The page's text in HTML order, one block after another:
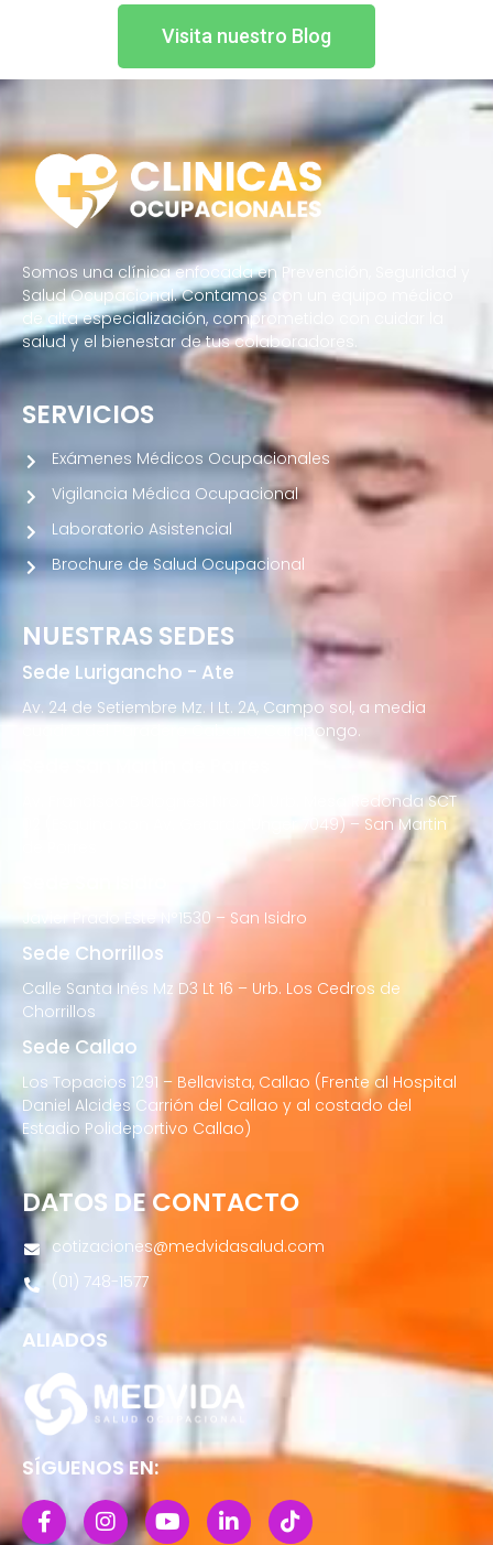
Visita nuestro Blog
Somos una clínica enfocada en Prevención, Seguridad y
Salud Ocupacional. Contamos con un equipo médico
de alta especialización, comprometido con cuidar la
salud y el bienestar de tus colaboradores.
NUESTRAS SEDES
Sede Lurigancho - Ate
Av. 24 de Setiembre Mz. I Lt. 2A, Campo sol, a media
cuadra del Paradero Cabana, Carapongo.
Av. Francisco Bolognesi Nro. 101 Urb. Mesa Redonda SCT
02 (Esquina con Av. Gerardo Unger 7049) – San Martin
Javier Prado Este N°1530 – San Isidro
Sede Chorrillos
Calle Santa Inés Mz D3 Lt 16 – Urb. Los Cedros de
Chorrillos
Sede Callao
Los Topacios 1291 – Bellavista, Callao (Frente al Hospital
Daniel Alcides Carrión del Callao y al costado del
Estadio Polideportivo Callao)
SERVICIOS
Exámenes Médicos Ocupacionales
Vigilancia Médica Ocupacional
Laboratorio Asistencial
Brochure de Salud Ocupacional
DATOS DE CONTACTO
cotizaciones@medvidasalud.com
(01) 748-1577
ALIADOS
SÍGUENOS EN: